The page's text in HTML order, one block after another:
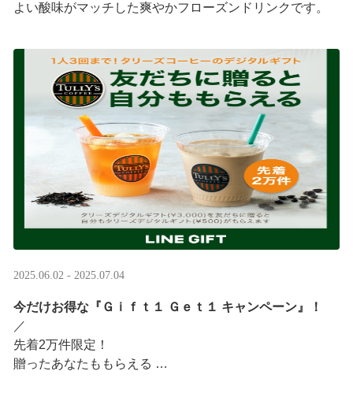
よい酸味がマッチした爽やかフローズンドリンクです。
2025.06.02 - 2025.07.04
今だけお得な『Ｇｉｆｔ１ Ｇｅｔ１ キャンペーン』！
／ ​
先着2万件限定！​
贈ったあなたももらえる ​